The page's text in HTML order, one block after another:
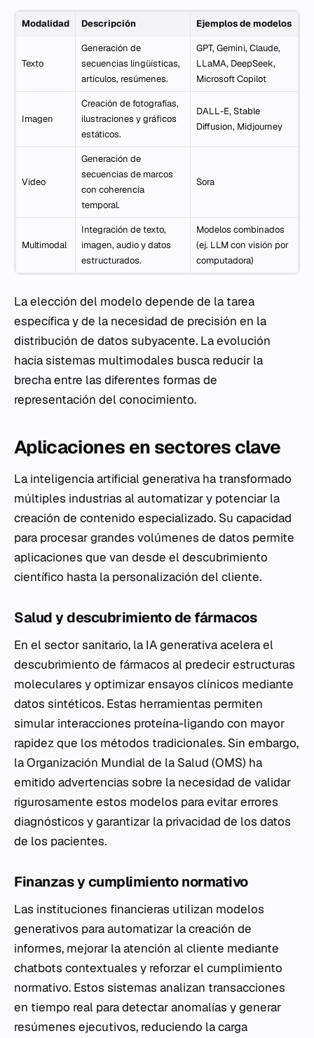
Modalidad Descripción Ejemplos de modelos
Texto
Generación de
secuencias lingüísticas,
artículos, resúmenes.
GPT, Gemini, Claude,
LLaMA, DeepSeek,
Microsoft Copilot
Imagen
Creación de fotografías,
ilustraciones y gráficos
estáticos.
DALL-E, Stable
Diffusion, Midjourney
Video
Generación de
secuencias de marcos
con coherencia
temporal.
Sora
Multimodal
Integración de texto,
imagen, audio y datos
estructurados.
Modelos combinados
(ej. LLM con visión por
computadora)
La elección del modelo depende de la tarea
específica y de la necesidad de precisión en la
distribución de datos subyacente. La evolución
hacia sistemas multimodales busca reducir la
brecha entre las diferentes formas de
representación del conocimiento.
Aplicaciones en sectores clave
La inteligencia artificial generativa ha transformado
múltiples industrias al automatizar y potenciar la
creación de contenido especializado. Su capacidad
para procesar grandes volúmenes de datos permite
aplicaciones que van desde el descubrimiento
científico hasta la personalización del cliente.
Salud y descubrimiento de fármacos
En el sector sanitario, la IA generativa acelera el
descubrimiento de fármacos al predecir estructuras
moleculares y optimizar ensayos clínicos mediante
datos sintéticos. Estas herramientas permiten
simular interacciones proteína-ligando con mayor
rapidez que los métodos tradicionales. Sin embargo,
la Organización Mundial de la Salud (OMS) ha
emitido advertencias sobre la necesidad de validar
rigurosamente estos modelos para evitar errores
diagnósticos y garantizar la privacidad de los datos
de los pacientes.
Finanzas y cumplimiento normativo
Las instituciones financieras utilizan modelos
generativos para automatizar la creación de
informes, mejorar la atención al cliente mediante
chatbots contextuales y reforzar el cumplimiento
normativo. Estos sistemas analizan transacciones
en tiempo real para detectar anomalías y generar
resúmenes ejecutivos, reduciendo la carga